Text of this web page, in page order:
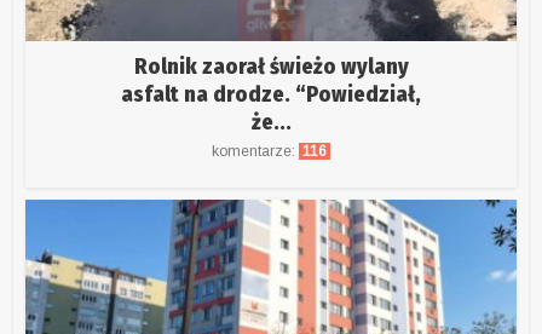
Rolnik zaorał świeżo wylany
asfalt na drodze. “Powiedział,
że...
komentarze: 116